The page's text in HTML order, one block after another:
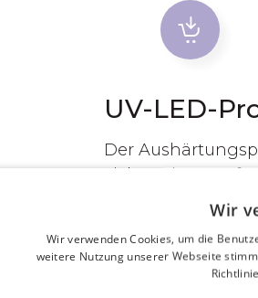
UV-LED-
Der
Licht nahezu
weniger auf das
Wimpern
ist meist
Die UV-
Wir
Wir verwenden Cookies, um die
weitere Nutzung unserer Webseite